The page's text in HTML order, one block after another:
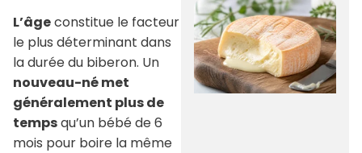
L’âgeconstitue le facteur
le plus déterminant dans
la durée du biberon. Un
nouveau-né met
généralement plus de
tempsqu’un bébé de 6
mois pour boire la même